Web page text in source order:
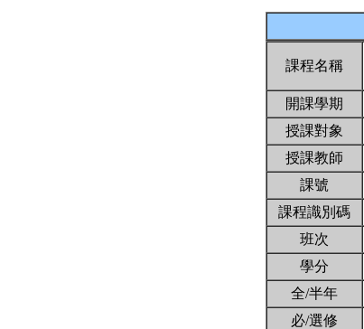
課程名稱
開課學期
授課對象
授課教師
課號
課程識別碼
班次
學分
全/半年
必/選修